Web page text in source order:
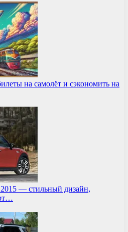
на самолёт и сэкономить на
— стильный дизайн,